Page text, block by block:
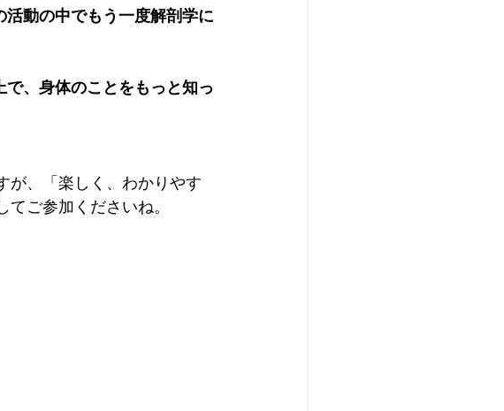
動の中でもう一度解剖学に
、身体のことをもっと知っ
が、「楽しく、わかりやす
ご参加くださいね。